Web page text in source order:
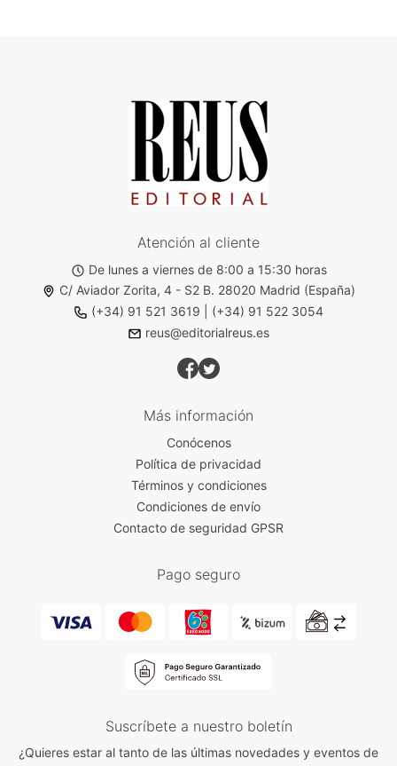
Atención al cliente
De lunes a viernes de 8:00 a 15:30 horas
C/ Aviador Zorita, 4 - S2 B. 28020 Madrid (España)
(+34) 91 521 3619
(+34) 91 522 3054
reus@editorialreus.es
Más información
Conócenos
Política de privacidad
Términos y condiciones
Condiciones de envío
Contacto de seguridad GPSR
Pago seguro
Suscríbete a nuestro boletín
¿Quieres estar al tanto de las últimas novedades y eventos de